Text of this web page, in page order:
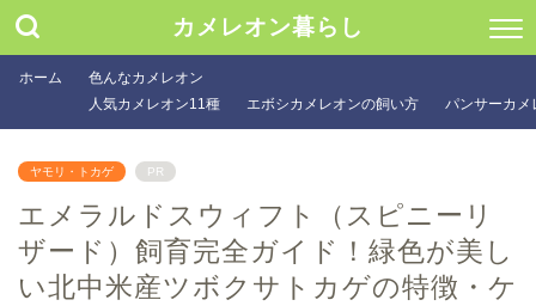
カメレオン暮らし
ホーム
色んなカメレオン
人気カメレオン11種
エボシカメレオンの飼い方 パンサーカメ
ヤモリ・トカゲ PR
エメラルドスウィフト（スピニーリ
ザード）飼育完全ガイド！緑色が美し
い北中米産ツボクサトカゲの特徴・ケ